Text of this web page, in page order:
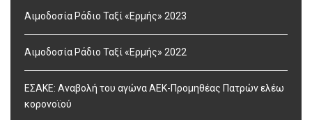
Αιμοδοσία Ράδιο Ταξί «Ερμής» 2023
Αιμοδοσία Ράδιο Ταξί «Ερμής» 2022
ΕΣΑΚΕ: Αναβολή του αγώνα ΑΕΚ-Προμηθέας Πατρών ελέω
κορονοϊού